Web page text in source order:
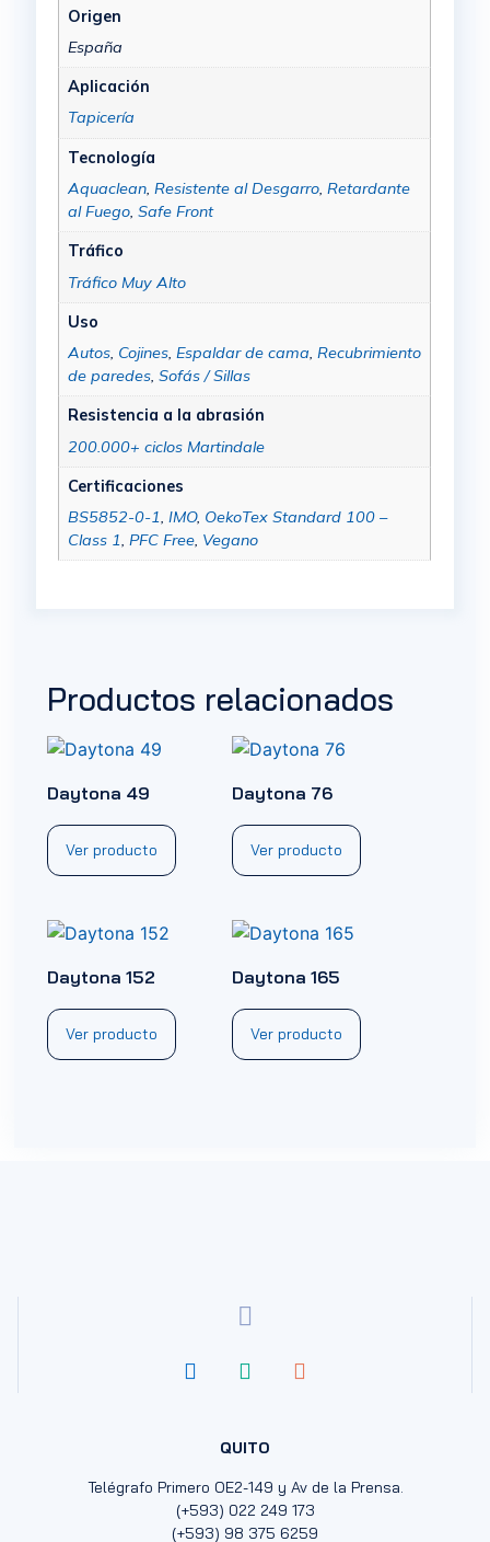
Origen
España
Aplicación
Tapicería
Tecnología
Aquaclean, Resistente al Desgarro, Retardante
al Fuego, Safe Front
Tráfico
Tráfico Muy Alto
Uso
Autos, Cojines, Espaldar de cama, Recubrimiento
de paredes, Sofás / Sillas
Resistencia a la abrasión
200.000+ ciclos Martindale
Certificaciones
BS5852-0-1, IMO, OekoTex Standard 100 –
Class 1, PFC Free, Vegano
Productos relacionados
Daytona 49
Ver producto
Daytona 76
Ver producto
Daytona 152
Ver producto
Daytona 165
Ver producto
QUITO
Telégrafo Primero OE2-149 y Av de la Prensa.
(+593) 022 249 173
(+593) 98 375 6259